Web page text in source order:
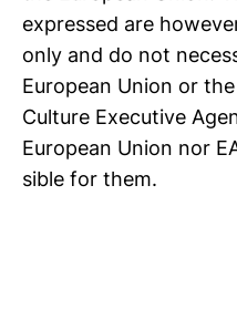
expressed are
only and do not
European Union or
Cul­ture Exe­cu­tive
European Union nor
sible for them.